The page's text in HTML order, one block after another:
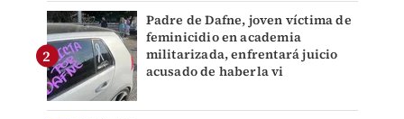
Padre de Dafne, joven víctima de
feminicidio en academia
militarizada, enfrentará juicio
acusado de haberla vi